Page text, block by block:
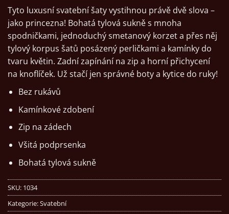
Tyto luxusní svatební šaty vystihnou právě dvě slova –
jako princezna! Bohatá tylová sukně s mnoha
spodničkami, jednoduchý smetanový korzet a přes něj
tylový korpus šatů posázený perličkami a kamínky do
tvaru květin. Zadní zapínání na zip a horní přichycení
na knoflíček. Už stačí jen správné boty a kytice do ruky!
Bez rukávů
Kamínkové zdobení
Zip na zádech
Všitá podprsenka
Bohatá tylová sukně
SKU: 1034
Kategorie:Svatební